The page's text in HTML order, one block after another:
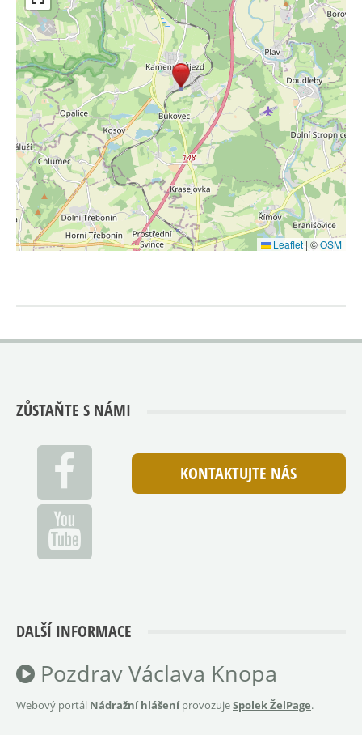
Leaflet | ©OSM
ZŮSTAŇTE S NÁMI
KONTAKTUJTE NÁS
DALŠÍ INFORMACE
Pozdrav Václava Knopa
Webový portál Nádražní hlášeníprovozujeSpolek ŽelPage.